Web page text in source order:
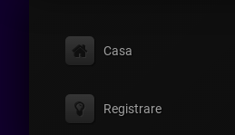
Casa
Registrare